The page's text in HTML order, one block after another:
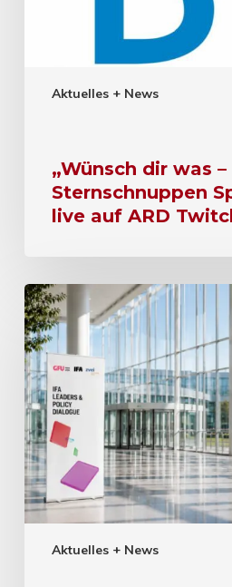
Aktuelles + News
„Wünsch dir was
Sternschnuppen
live auf ARD
Aktuelles + News